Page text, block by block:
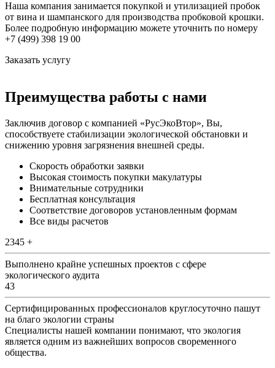
Наша компания занимается покупкой и утилизацией пробок
от вина и шампанского для производства пробковой крошки.
Более подробную информацию можете уточнить по номеру
+7 (499) 398 19 00
Заказать услугу
Преимущества работы с нами
Заключив договор с компанией «РусЭкоВтор», Вы,
способствуете стабилизации экологической обстановки и
снижению уровня загрязнения внешней среды.
Скорость обработки заявки
Высокая стоимость покупки макулатуры
Внимательные сотрудники
Бесплатная консультация
Соответствие договоров установленным формам
Все виды расчетов
2345 +
Выполнено крайне успешных проектов с сфере
экологического аудита
43
Сертифицированных профессионалов круглосуточно пашут
на благо экологии страны
Специалисты нашей компании понимают, что экология
является одним из важнейших вопросов своременного
общества.